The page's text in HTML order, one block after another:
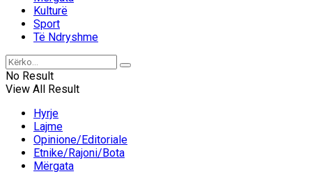
Kulturë
Sport
Të Ndryshme
No Result
View All Result
Hyrje
Lajme
Opinione/Editoriale
Etnike/Rajoni/Bota
Mërgata